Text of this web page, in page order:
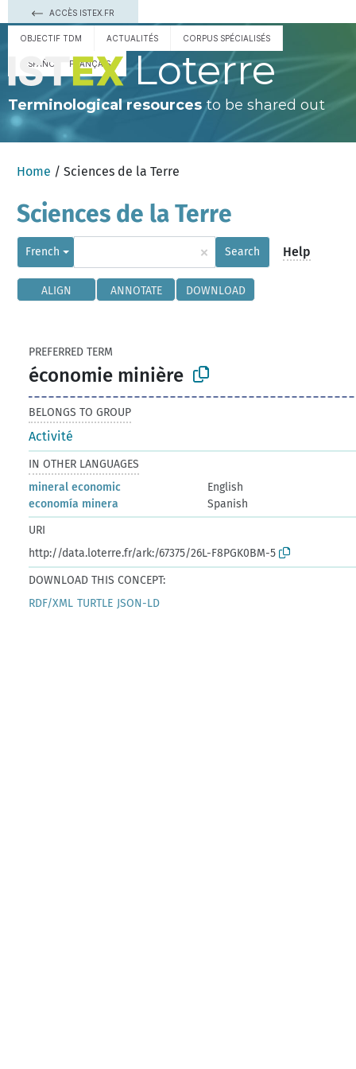
ACCÈS ISTEX.FR
OBJECTIF TDM ACTUALITÉS CORPUS SPÉCIALISÉS
ESPAÑOL FRANÇAIS Loterre
Terminological resourcesto be shared out
Home / Sciences de la Terre
Sciences de la Terre
French × Search Help
ALIGN ANNOTATE DOWNLOAD
PREFERRED TERM
économie minière
BELONGS TO GROUP
Activité
IN OTHER LANGUAGES
mineral economic
English
economía minera
Spanish
URI
http://data.loterre.fr/ark:/67375/26L-F8PGK0BM-5
DOWNLOAD THIS CONCEPT:
RDF/XML TURTLE JSON-LD